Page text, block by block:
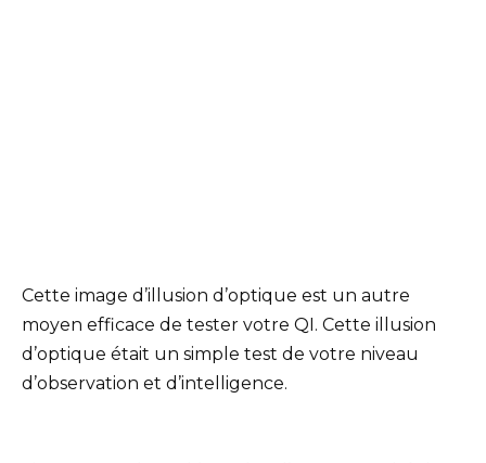
Cette image d’illusion d’optique est un autre
moyen efficace de tester votre QI. Cette illusion
d’optique était un simple test de votre niveau
d’observation et d’intelligence.